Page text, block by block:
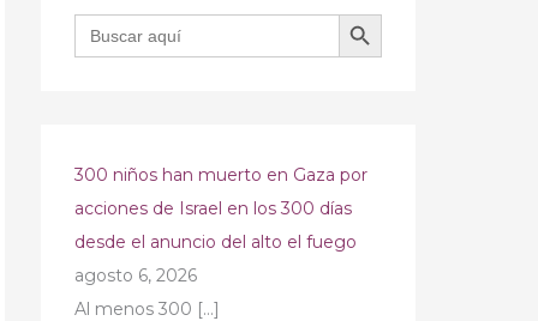
Buscar: BOTÓN DE BÚSQUEDA
300 niños han muerto en Gaza por
acciones de Israel en los 300 días
desde el anuncio del alto el fuego
agosto 6, 2026
Al menos 300 […]